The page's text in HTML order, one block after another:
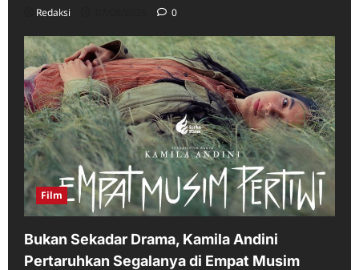
Redaksi 0
Film
Bukan Sekadar Drama, Kamila Andini
Pertaruhkan Segalanya di Empat Musim